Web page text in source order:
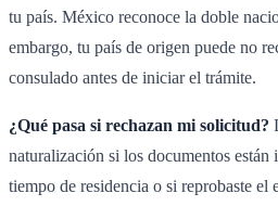
tu país. México reconoce la doble
embargo, tu país de origen puede no
consulado antes de iniciar el trámite.
¿Qué pasa si rechazan mi solicitud?
naturalización si los documentos están
tiempo de residencia o si reprobaste el